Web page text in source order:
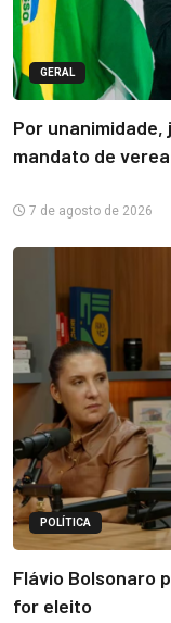
GERAL
Por
mandato de
7 de agosto de 2026
POLÍTICA
Flávio Bolsonaro
for eleito